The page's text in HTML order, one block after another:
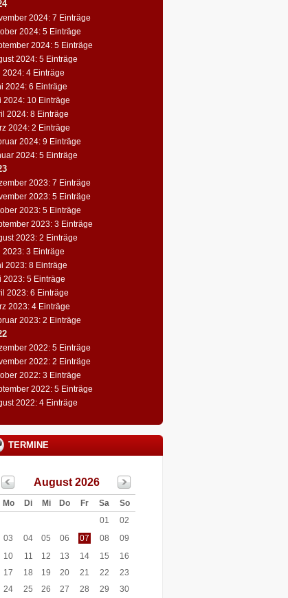
2024: 7 Einträge
2024: 5 Einträge
2024: 5 Einträge
2024: 5 Einträge
2024: 4 Einträge
2024: 6 Einträge
2024: 10 Einträge
2024: 8 Einträge
2024: 2 Einträge
2024: 9 Einträge
2024: 5 Einträge
2023: 7 Einträge
2023: 5 Einträge
2023: 5 Einträge
2023: 3 Einträge
2023: 2 Einträge
2023: 3 Einträge
2023: 8 Einträge
2023: 5 Einträge
2023: 6 Einträge
2023: 4 Einträge
2023: 2 Einträge
2022: 5 Einträge
2022: 2 Einträge
2022: 3 Einträge
2022: 5 Einträge
2022: 4 Einträge
TERMINE
August 2026
Mo Di Mi Do Fr Sa
So
01
02
03
04 05 06 07 08
09
10
11 12 13 14 15
16
17
18 19 20 21 22
23
24
25 26 27 28 29
30